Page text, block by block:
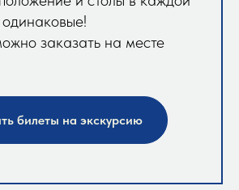
заказать на месте
билеты на экскурсию